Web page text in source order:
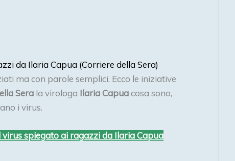
da Ilaria Capua (Corriere della Sera)
ma con parole semplici. Ecco le iniziative
Sera la virologa Ilaria Capuacosa sono,
i virus.
virus spiegato ai ragazzi da Ilaria Capua